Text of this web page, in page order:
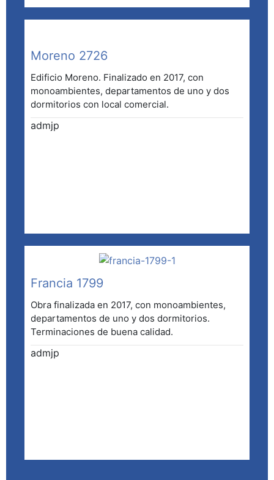
Moreno 2726
Edificio Moreno. Finalizado en 2017, con
monoambientes, departamentos de uno y dos
dormitorios con local comercial.
admjp
Francia 1799
Obra finalizada en 2017, con monoambientes,
departamentos de uno y dos dormitorios.
Terminaciones de buena calidad.
admjp